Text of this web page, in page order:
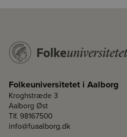
Folkeuniversitetet i Aalborg
Kroghstræde 3
Aalborg Øst
Tlf. 98167500
info@fuaalborg.dk